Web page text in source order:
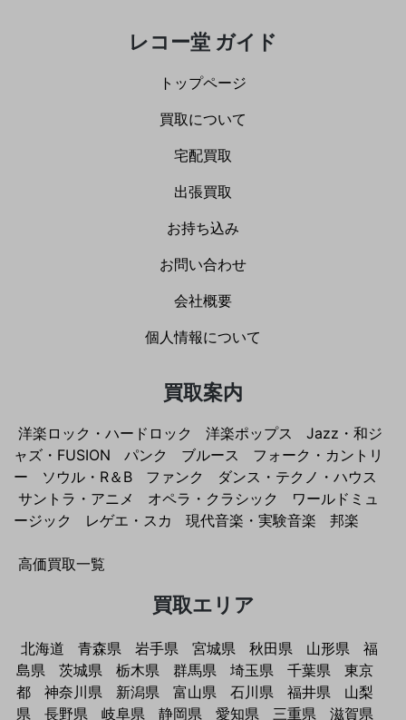
レコー堂 ガイド
トップページ
買取について
宅配買取
出張買取
お持ち込み
お問い合わせ
会社概要
個人情報について
買取案内
洋楽ロック・ハードロック 洋楽ポップス
Jazz・和ジ
ャズ・FUSION
パンク ブルース
フォーク・カントリ
ー
ソウル・R＆B ファンク
ダンス・テクノ・ハウス
サントラ・アニメ
オペラ・クラシック
ワールドミュ
ージック
レゲエ・スカ 現代音楽・実験音楽 邦楽
高価買取一覧
買取エリア
北海道 青森県 岩手県 宮城県 秋田県 山形県
福
島県
茨城県 栃木県 群馬県 埼玉県 千葉県
東京
都
神奈川県 新潟県 富山県 石川県 福井県
山梨
県
長野県 岐阜県 静岡県 愛知県 三重県 滋賀県